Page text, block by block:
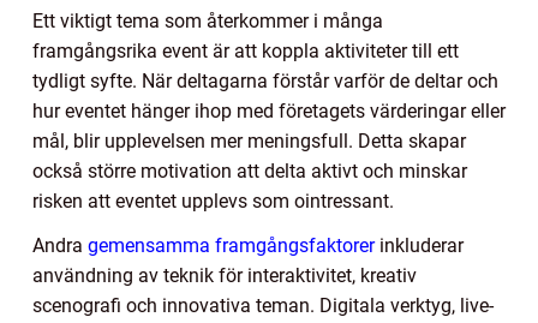
Ett viktigt tema som återkommer i många
framgångsrika event är att koppla aktiviteter till ett
tydligt syfte. När deltagarna förstår varför de deltar och
hur eventet hänger ihop med företagets värderingar eller
mål, blir upplevelsen mer meningsfull. Detta skapar
också större motivation att delta aktivt och minskar
risken att eventet upplevs som ointressant.
Andra gemensamma framgångsfaktorerinkluderar
användning av teknik för interaktivitet, kreativ
scenografi och innovativa teman. Digitala verktyg, live-